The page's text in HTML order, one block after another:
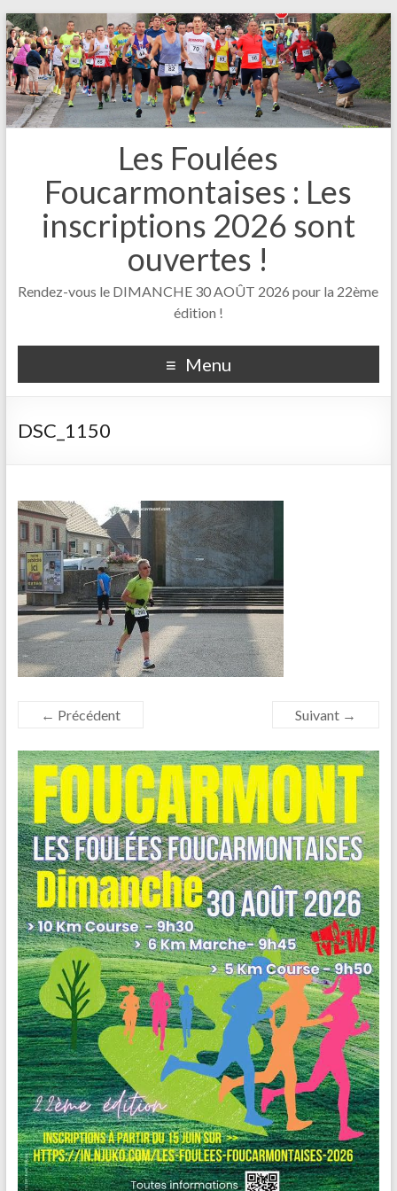
Les Foulées
Foucarmontaises : Les
inscriptions 2026 sont
ouvertes !
Rendez-vous le DIMANCHE 30 AOÛT 2026 pour la 22ème
édition !
Menu
DSC_1150
← Précédent Suivant →